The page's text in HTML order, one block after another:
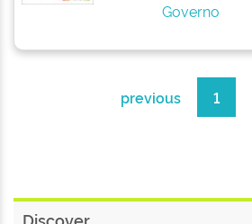
Governo
previous 1
Discover